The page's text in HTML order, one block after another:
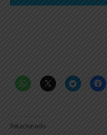
Relacionado